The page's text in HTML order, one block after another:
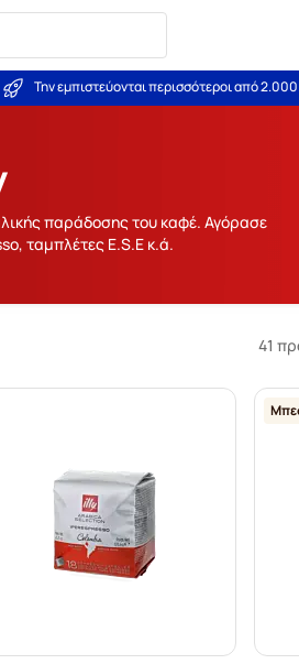
Την εμπιστεύονται περισσότεροι από
παράδοσης του καφέ. Αγόρασε
ταμπλέτες E.S.E κ.ά.
41